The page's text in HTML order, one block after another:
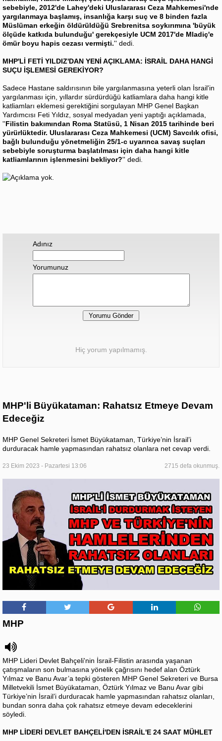
sebebiyle, 2012'de Lahey'deki Uluslararası Ceza Mahkemesi'nde
yargılanmaya başlamış, insanlığa karşı suç ve 8 binden fazla
Müslüman erkeğin öldürüldüğü Srebrenitsa soykırımına 'büyük
ölçüde katkıda bulunduğu' gerekçesiyle UCM 2017'de Mladiç'e
ömür boyu hapis cezası vermişti.'' dedi.
MHP'Lİ FETİ YILDIZ'DAN YENİ AÇIKLAMA: İSRAİL DAHA HANGİ
SUÇU İŞLEMESİ GEREKİYOR?
Sadece Hastane saldırısının bile yargılanmasına yeterli olan İsrail'in
yargılanması için, yıllardır sürdürdüğü katliamlara daha hangi kitle
katliamları eklemesi gerektiğini sorgulayan MHP Genel Başkan
Yardımcısı Feti Yıldız, sosyal medyadan yeni yaptığı açıklamada,
''Filistin bakımından Roma Statüsü, 1 Nisan 2015 tarihinde beri
yürürlüktedir. Uluslararası Ceza Mahkemesi (UCM) Savcılık ofisi,
bağlı bulunduğu yönetmeliğin 25/1-c uyarınca savaş suçları
sebebiyle soruşturma başlatılması için daha hangi kitle
katliamlarının işlenmesini bekliyor?'' dedi.
Adınız
Yorumunuz
Hiç yorum yapılmamış.
MHP'li Büyükataman: Rahatsız Etmeye Devam
Edeceğiz
MHP Genel Sekreteri İsmet Büyükataman, Türkiye’nin İsrail’i
durduracak hamle yapmasından rahatsız olanlara net cevap verdi.
23 Ekim 2023 - Pazartesi 13:06 2715 defa okunmuş.
MHP
MHP Lideri Devlet Bahçeli'nin İsrail-Filistin arasında yaşanan
çatışmaların son bulmasına yönelik çağrısını hedef alan Öztürk
Yılmaz ve Banu Avar’a tepki gösteren MHP Genel Sekreteri ve Bursa
Milletvekili İsmet Büyükataman, Öztürk Yılmaz ve Banu Avar gibi
Türkiye’nin İsrail’i durduracak hamle yapmasından rahatsız olanları,
bundan sonra daha çok rahatsız etmeye devam edeceklerini
söyledi.
MHP LİDERİ DEVLET BAHÇELİ'DEN İSRAİL'E 24 SAAT MÜHLET